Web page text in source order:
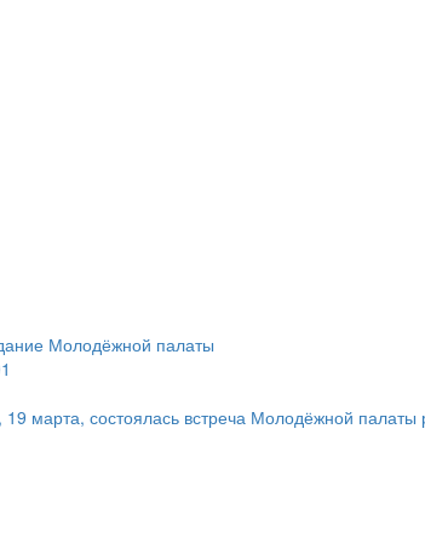
Молодёжной палаты
марта, состоялась встреча Молодёжной палаты